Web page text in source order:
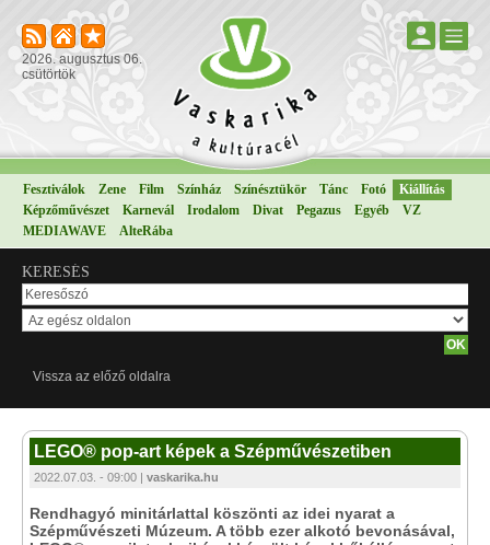
2026. augusztus 06.
csütörtök
Fesztiválok Zene Film Színház Színésztükör Tánc Fotó
Kiállítás
Képzőművészet
Karnevál Irodalom Divat Pegazus Egyéb
VZ
MEDIAWAVE
AlteRába
KERESÉS
Vissza az előző oldalra
LEGO® pop-art képek a Szépművészetiben
2022.07.03. - 09:00 | vaskarika.hu
Rendhagyó minitárlattal köszönti az idei nyarat a
Szépművészeti Múzeum. A több ezer alkotó bevonásával,